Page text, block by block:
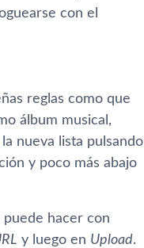
con el
reglas como que
álbum musical,
nueva lista pulsando
y poco más abajo
puede hacer con
y luego en Upload.